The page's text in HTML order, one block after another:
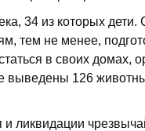
34 из которых дети.
тем не менее,
в своих домах,
выведены 126
ликвидации